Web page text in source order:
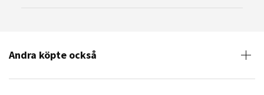
Andra köpte också